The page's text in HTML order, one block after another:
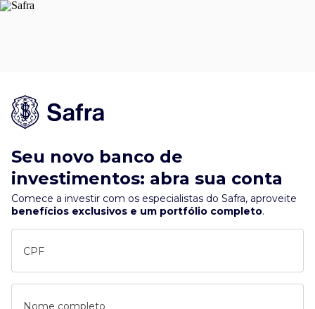
Seu novo banco de
investimentos: abra sua conta
Comece a investir com os especialistas do Safra, aproveite
benefícios exclusivos e um portfólio completo.
CPF
Nome completo